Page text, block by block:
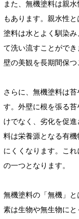
また、無機塗料は親
もあります。親水性
塗料は水とよく馴染
て洗い流すことがで
壁の美観を長期間保つ
さらに、無機塗料は
す。外壁に根を張る
けでなく、劣化を促
料は栄養源となる有
にくくなります。こ
の一つとなります。
無機塗料の「無機」
素は生物や無生物に